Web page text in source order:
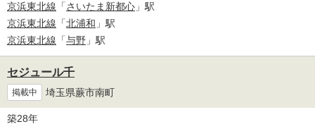
京浜東北線 「さいたま新都心 」駅
京浜東北線 「北浦和 」駅
京浜東北線 「与野 」駅
セジュール千
掲載中 埼玉県蕨市南町
築28年